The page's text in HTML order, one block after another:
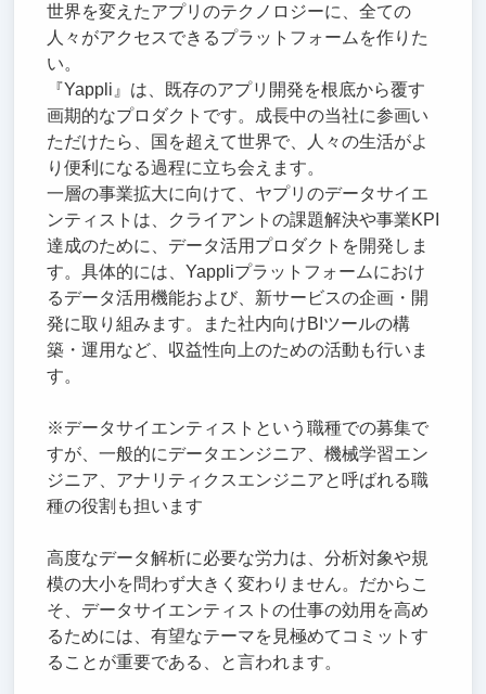
世界を変えたアプリのテクノロジーに、全ての
人々がアクセスできるプラットフォームを作りた
い。
『Yappli』は、既存のアプリ開発を根底から覆す
画期的なプロダクトです。成長中の当社に参画い
ただけたら、国を超えて世界で、人々の生活がよ
り便利になる過程に立ち会えます。
一層の事業拡大に向けて、ヤプリのデータサイエ
ンティストは、クライアントの課題解決や事業KPI
達成のために、データ活用プロダクトを開発しま
す。具体的には、Yappliプラットフォームにおけ
るデータ活用機能および、新サービスの企画・開
発に取り組みます。また社内向けBIツールの構
築・運用など、収益性向上のための活動も行いま
す。
※データサイエンティストという職種での募集で
すが、一般的にデータエンジニア、機械学習エン
ジニア、アナリティクスエンジニアと呼ばれる職
種の役割も担います
高度なデータ解析に必要な労力は、分析対象や規
模の大小を問わず大きく変わりません。だからこ
そ、データサイエンティストの仕事の効用を高め
るためには、有望なテーマを見極めてコミットす
ることが重要である、と言われます。